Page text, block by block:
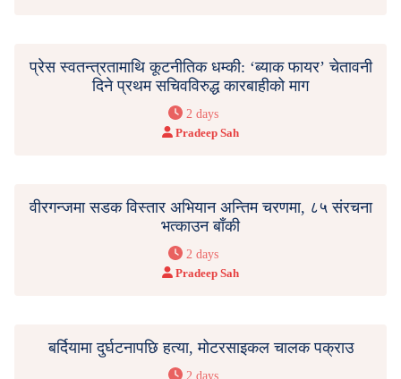
प्रेस स्वतन्त्रतामाथि कूटनीतिक धम्की: ‘ब्याक फायर’ चेतावनी
दिने प्रथम सचिवविरुद्ध कारबाहीको माग
2 days
Pradeep Sah
वीरगन्जमा सडक विस्तार अभियान अन्तिम चरणमा, ८५ संरचना
भत्काउन बाँकी
2 days
Pradeep Sah
बर्दियामा दुर्घटनापछि हत्या, मोटरसाइकल चालक पक्राउ
2 days